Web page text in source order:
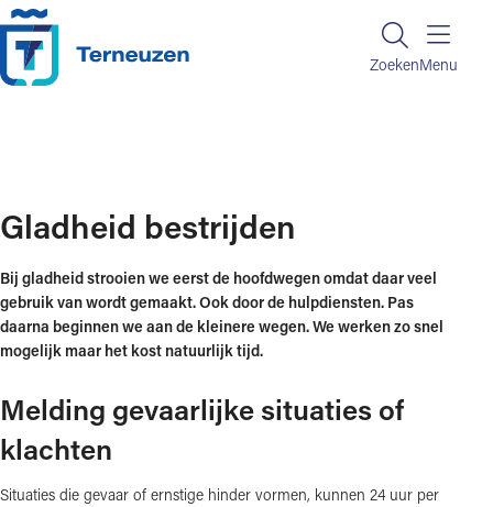
Ga naar de inhoud
ZoekenZoeken
Menu
Gladheid bestrijden
​Bij gladheid strooien we eerst de hoofdwegen omdat daar veel
gebruik van wordt gemaakt. Ook door de hulpdiensten. Pas
daarna beginnen we aan de kleinere wegen. We werken zo snel
mogelijk maar het kost natuurlijk tijd.
Melding gevaarlijke situaties of
klachten
Situaties die gevaar of ernstige hinder vormen, kunnen 24 uur per